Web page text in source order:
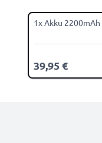
1x Akku 2200mAh
39,95 €